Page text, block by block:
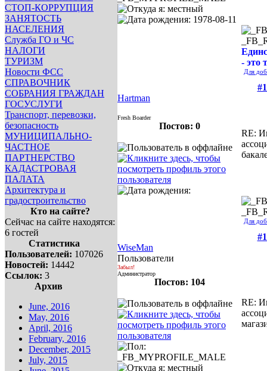
СТОП-КОРРУПЦИЯ
ЗАНЯТОСТЬ
НАСЕЛЕНИЯ
Служба ГО и ЧС
НАЛОГИ
ТУРИЗМ
Новости ФСС
СПРАВОЧНИК
СОБРАНИЯ ГРАЖДАН
ГОСУСЛУГИ
Транспорт, перевозки,
безопасность
МУНИЦИПАЛЬНО-
ЧАСТНОЕ
ПАРТНЕРСТВО
КАДАСТРОВАЯ
ПАЛАТА
Архитектура и
градостроительство
Кто на сайте?
Сейчас на сайте находятся:
6 гостей
Статистика
Пользователей: 107026
Новостей: 14442
Ссылок: 3
Архив
June, 2016
May, 2016
April, 2016
February, 2016
December, 2015
July, 2015
- это
Для
Hartman
Fresh Boarder
Постов: 0
RE:
Для
WiseMan
Пользователи
Забыл!
Администратор
Постов: 104
RE: